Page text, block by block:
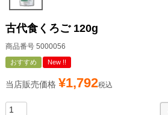
古代食くろご 120g
商品番号 5000056
おすすめ New !!
当店販売価格 ¥1,792税込